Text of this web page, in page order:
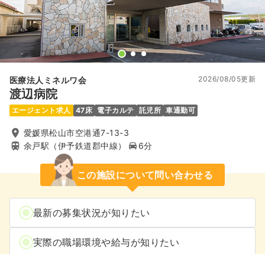
医療法人ミネルワ会
渡辺病院
2026/08/05更新
エージェント求人 47床 電子カルテ 託児所 車通勤可
愛媛県松山市空港通7-13-3
余戸駅（伊予鉄道郡中線）
6分
この施設について問い合わせる
最新の募集状況が知りたい
実際の職場環境や給与が知りたい